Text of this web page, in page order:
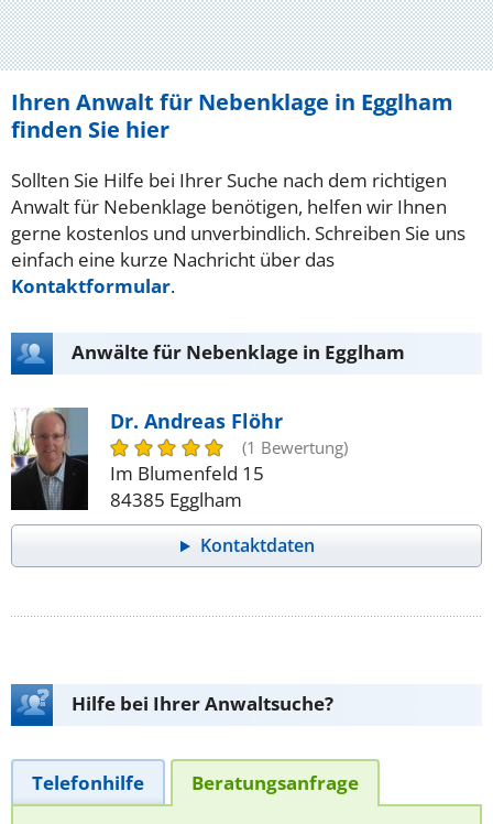
Ihren Anwalt für Nebenklage in Egglham
finden Sie hier
Sollten Sie Hilfe bei Ihrer Suche nach dem richtigen
Anwalt für Nebenklage benötigen, helfen wir Ihnen
gerne kostenlos und unverbindlich. Schreiben Sie uns
einfach eine kurze Nachricht über das
Kontaktformular.
Anwälte für Nebenklage in Egglham
Dr. Andreas Flöhr
(1 Bewertung)
Im Blumenfeld 15
84385 Egglham
Kontaktdaten
Hilfe bei Ihrer Anwaltsuche?
Telefonhilfe Beratungsanfrage